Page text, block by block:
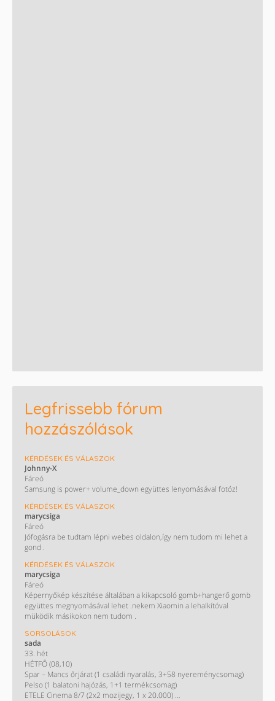
Legfrissebb fórum
hozzászólások
KÉRDÉSEK ÉS VÁLASZOK
Johnny-X
Fáreó
Samsung is power+ volume_down együttes lenyomásával fotóz!
KÉRDÉSEK ÉS VÁLASZOK
marycsiga
Fáreó
Jófogásra be tudtam lépni webes oldalon,így nem tudom mi lehet a
gond .
KÉRDÉSEK ÉS VÁLASZOK
marycsiga
Fáreó
Képernyőkép készítése általában a kikapcsoló gomb+hangerő gomb
együttes megnyomásával lehet .nekem Xiaomin a lehalkítóval
müködik másikokon nem tudom .
SORSOLÁSOK
sada
33. hét
HÉTFŐ (08,10)
Spar – Mancs őrjárat (1 családi nyaralás, 3+58 nyereménycsomag)
Pelso (1 balatoni hajózás, 1+1 termékcsomag)
ETELE Cinema 8/7 (2x2 mozijegy, 1 x 20.000)